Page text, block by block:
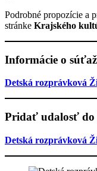
Podrobné propozície a
stránke Krajského
Informácie o
Detská rozprávková
Pridať udalosť do
Detská rozprávková